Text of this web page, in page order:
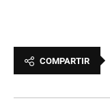
COMPARTIR